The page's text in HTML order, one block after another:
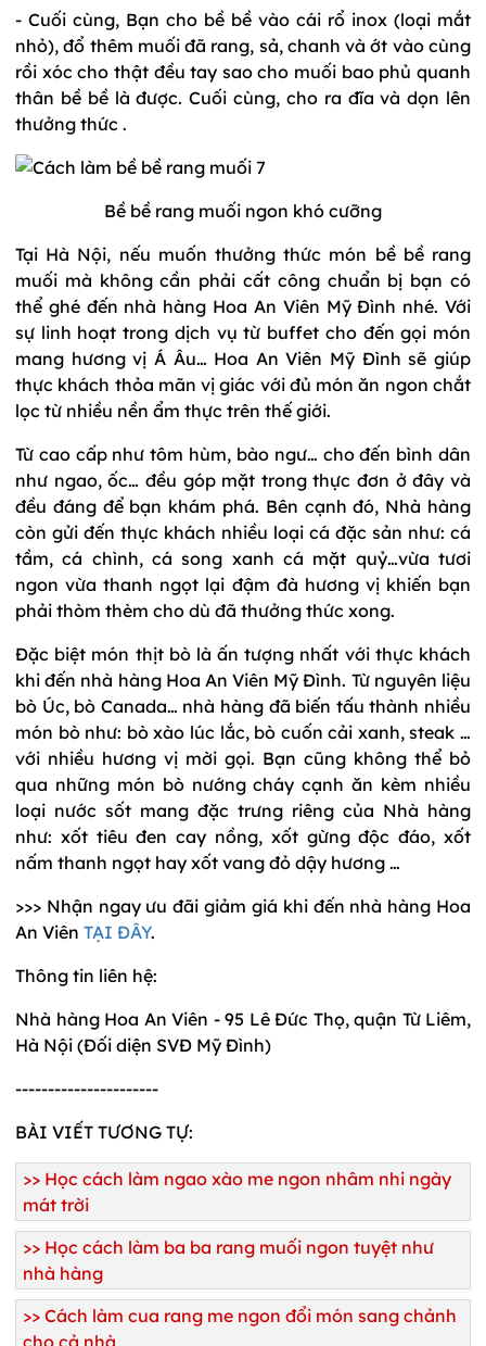
- Cuối cùng, Bạn cho bề bề vào cái rổ inox (loại mắt
nhỏ), đổ thêm muối đã rang, sả, chanh và ớt vào cùng
rồi xóc cho thật đều tay sao cho muối bao phủ quanh
thân bề bề là được. Cuối cùng, cho ra đĩa và dọn lên
thưởng thức .
Bề bề rang muối ngon khó cưỡng
Tại Hà Nội, nếu muốn thưởng thức món bề bề rang
muối mà không cần phải cất công chuẩn bị bạn có
thể ghé đến nhà hàng Hoa An Viên Mỹ Đình nhé. Với
sự linh hoạt trong dịch vụ từ buffet cho đến gọi món
mang hương vị Á Âu… Hoa An Viên Mỹ Đình sẽ giúp
thực khách thỏa mãn vị giác với đủ món ăn ngon chắt
lọc từ nhiều nền ẩm thực trên thế giới.
Từ cao cấp như tôm hùm, bào ngư… cho đến bình dân
như ngao, ốc… đều góp mặt trong thực đơn ở đây và
đều đáng để bạn khám phá. Bên cạnh đó, Nhà hàng
còn gửi đến thực khách nhiều loại cá đặc sản như: cá
tầm, cá chình, cá song xanh cá mặt quỷ…vừa tươi
ngon vừa thanh ngọt lại đậm đà hương vị khiến bạn
phải thòm thèm cho dù đã thưởng thức xong.
Đặc biệt món thịt bò là ấn tượng nhất với thực khách
khi đến nhà hàng Hoa An Viên Mỹ Đình. Từ nguyên liệu
bò Úc, bò Canada… nhà hàng đã biến tấu thành nhiều
món bò như: bò xào lúc lắc, bò cuốn cải xanh, steak …
với nhiều hương vị mời gọi. Bạn cũng không thể bỏ
qua những món bò nướng cháy cạnh ăn kèm nhiều
loại nước sốt mang đặc trưng riêng của Nhà hàng
như: xốt tiêu đen cay nồng, xốt gừng độc đáo, xốt
nấm thanh ngọt hay xốt vang đỏ dậy hương …
>>> Nhận ngay ưu đãi giảm giá khi đến nhà hàng Hoa
An Viên TẠI ĐÂY.
Thông tin liên hệ:
Nhà hàng Hoa An Viên - 95 Lê Đức Thọ, quận Từ Liêm,
Hà Nội (Đối diện SVĐ Mỹ Đình)
----------------------
BÀI VIẾT TƯƠNG TỰ:
>> Học cách làm ngao xào me ngon nhâm nhi ngày
mát trời
>> Học cách làm ba ba rang muối ngon tuyệt như
nhà hàng
>> Cách làm cua rang me ngon đổi món sang chảnh
cho cả nhà